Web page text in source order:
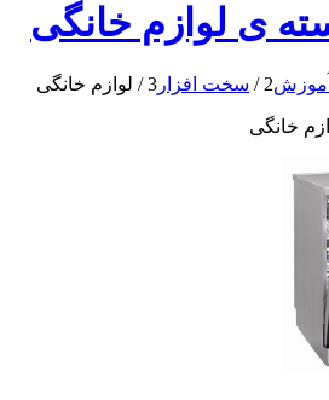
ی لوازم خانگی
آموزش2
/ سخت افزار 3
/ لوازم خانگی
خانگی